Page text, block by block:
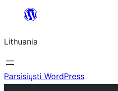
turinio
Lithuania
Parsisiųsti WordPress